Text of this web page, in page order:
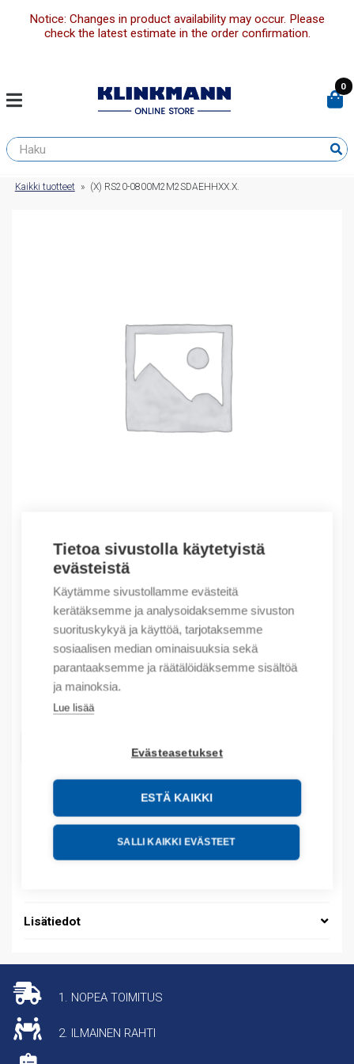
Tietoa sivustolla käytetyistä
evästeistä
Käytämme sivustollamme evästeitä
kerätäksemme ja analysoidaksemme sivuston
suorituskykyä ja käyttöä, tarjotaksemme
sosiaalisen median ominaisuuksia sekä
parantaaksemme ja räätälöidäksemme sisältöä
ja mainoksia.
Lue lisää
Evästeasetukset
ESTÄ KAIKKI
SALLI KAIKKI EVÄSTEET
Notice: Changes in product availability may occur. Please
check the latest estimate in the order confirmation.
0
Kaikki tuotteet » (X) RS20-0800M2M2SDAEHHXX.X.
Outlet – Erikoishinnat
(X) RS20-0800M2M2SDAEHHXX.X.
743,21€/ myyntierä
Myyntierä sis. 1 kpl
Määrä
Määrä
LISÄÄ OSTOSKORIIN
Tuotekoodit
Tilauskoodi: RS200800M2M2SDAEHH
Lisätiedot
1. NOPEA TOIMITUS
2. ILMAINEN RAHTI